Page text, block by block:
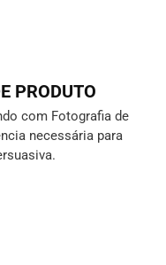
PRODUTO
com Fotografia de
necessária para